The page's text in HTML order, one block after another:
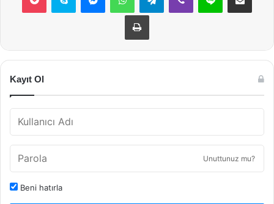
Yazdır
Kayıt Ol
Unuttunuz mu?
Beni hatırla